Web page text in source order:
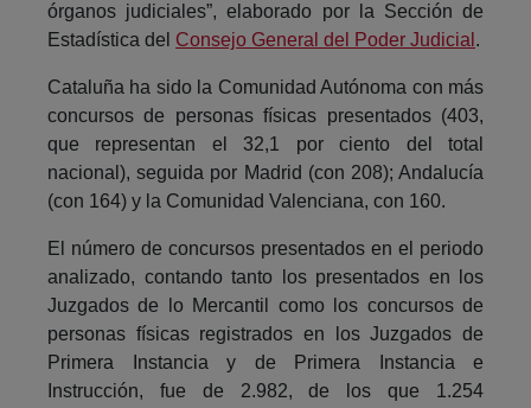
órganos judiciales”, elaborado por la Sección de
Estadística del Consejo General del Poder Judicial .
Cataluña ha sido la Comunidad Autónoma con más
concursos de personas físicas presentados (403,
que representan el 32,1 por ciento del total
nacional), seguida por Madrid (con 208); Andalucía
(con 164) y la Comunidad Valenciana, con 160.
El número de concursos presentados en el periodo
analizado, contando tanto los presentados en los
Juzgados de lo Mercantil como los concursos de
personas físicas registrados en los Juzgados de
Primera Instancia y de Primera Instancia e
Instrucción, fue de 2.982, de los que 1.254